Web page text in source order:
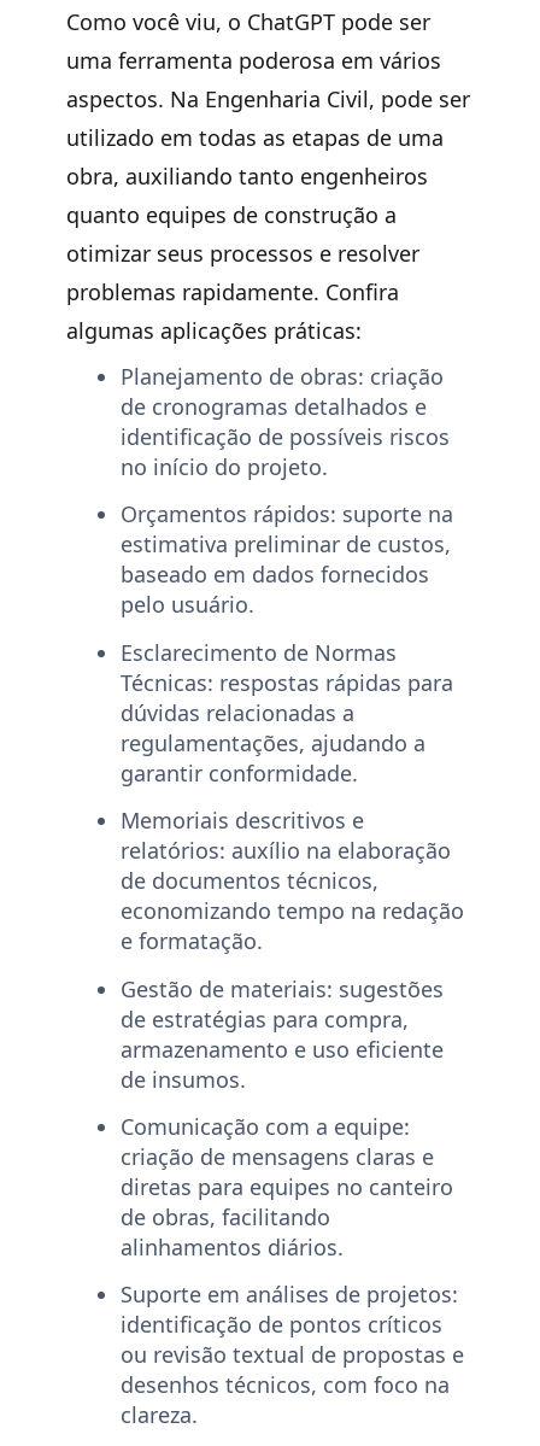
Como você viu, o ChatGPT pode ser
uma ferramenta poderosa em vários
aspectos. Na Engenharia Civil, pode ser
utilizado em todas as etapas de uma
obra, auxiliando tanto engenheiros
quanto equipes de construção a
otimizar seus processos e resolver
problemas rapidamente. Confira
algumas aplicações práticas:
Planejamento de obras: criação
de cronogramas detalhados e
identificação de possíveis riscos
no início do projeto.
Orçamentos rápidos: suporte na
estimativa preliminar de custos,
baseado em dados fornecidos
pelo usuário.
Esclarecimento de Normas
Técnicas: respostas rápidas para
dúvidas relacionadas a
regulamentações, ajudando a
garantir conformidade.
Memoriais descritivos e
relatórios: auxílio na elaboração
de documentos técnicos,
economizando tempo na redação
e formatação.
Gestão de materiais: sugestões
de estratégias para compra,
armazenamento e uso eficiente
de insumos.
Comunicação com a equipe:
criação de mensagens claras e
diretas para equipes no canteiro
de obras, facilitando
alinhamentos diários.
Suporte em análises de projetos:
identificação de pontos críticos
ou revisão textual de propostas e
desenhos técnicos, com foco na
clareza.